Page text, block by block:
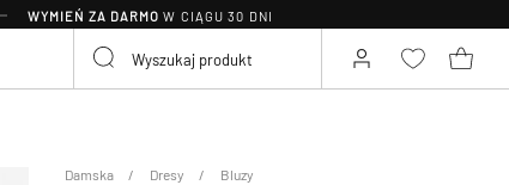
WYMIEŃ ZA DARMO W CIĄGU 30 DNI
Damska Dresy Bluzy